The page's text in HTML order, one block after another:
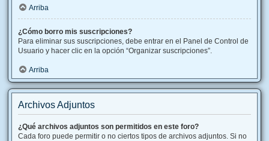
Arriba
¿Cómo borro mis suscripciones?
Para eliminar sus suscripciones, debe entrar en el Panel de Control de
Usuario y hacer clic en la opción “Organizar suscripciones”.
Arriba
Archivos Adjuntos
¿Qué archivos adjuntos son permitidos en este foro?
Cada foro puede permitir o no ciertos tipos de archivos adjuntos. Si no